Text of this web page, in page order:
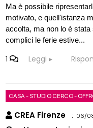
Ma è possibile
motivato, e quell'istanza
accolta, ma non lo è
complici le ferie estive...
1 Leggi
CASA - STUDIO CERCO -
CREA Firenze : 06/